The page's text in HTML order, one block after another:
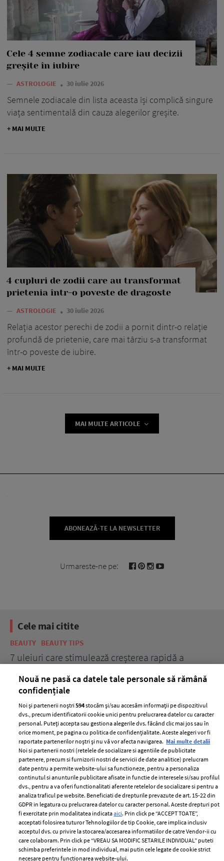
Cele 4 semne zodiacale care iau decizii
greșite în iubire
— ASTROLOGIE 30 iulie 2026
Semnele zodiacale din lista aceasta își complică singure
viața sentimentală din cauza alegerilor greșite.
+ MAI MULTE
4 cupluri de zodii care au transformat
prietenia într-o poveste de dragoste
— ASTROLOGIE 30 iulie 2026
Relația acestor perechi de zodii a pornit dintr-o relație
profundă de prietenie, care mai târziu s-a transformat
într-o poveste de iubire.
+ MAI MULTE
MAI MULTE ARTICOLE
ABONEAZĂ-TE LA NEWSLETTER
Urmareste-ne pe:
Cele mai citite
BEAUTY BEAUTY TIPS
7 uleiuri care stimulează creșterea rapidă a
ELLE Style Awards
2024
Despre ELLE
Romania
Contact
Abonamente
Termeni si conditii
Politica de
confidențialitate
Politica de cookies
Publicitate
Nouă ne pasă ca datele tale personale să rămână
confidențiale
Noi și partenerii noștri594stocăm și/sau accesăm informații pe dispozitivul
dvs., precum identificatorii cookie unici pentru prelucrarea datelor cu caracter
personal. Puteți accepta sau gestiona alegerile dvs. făcând clic mai jos sau în
orice moment, pe pagina cu politica de confidențialitate. Aceste alegeri vor fi
raportate partenerilor noștri și nu vă vor afecta navigarea. Mai multe detalii
Noi si partenerii nostri (retelele de socializare si agentiile de publicitate
partenere, precum si furnizorii nostri de servicii de date analitice) prelucram
date pentru a permite website-ului sa functioneze, pentru a personaliza
continutul si anunturile publicitare afisate in functie de interesele si/sau profilul
dvs., pentru a va oferi functionalitati aferente retelelor de socializare si pentru a
analiza traficul pe website. Beneficiati de drepturile prevazute de art. 15-22 din
GDPR in legatura cu prelucrarea datelor cu caracter personal. Aceste drepturi pot
fi exercitate prin modalitatea indicataaici. Prin click pe “ACCEPT TOATE”,
acceptati folosirea tuturor Tehnologiilor de tip Cookie, care implica inclusiv
acceptul dvs. cu privire la stocarea/accesarea informatiilor de catre Vendor-ii cu
care colaboram. Prin click pe “VREAU SA MODIFIC SETARILE INDIVIDUAL” puteti
schimba preferintele in mod individual, mai putin cele legate de cookie strict
necesare pentru functionarea website-ului.